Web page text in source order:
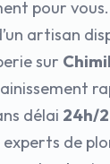
pour vous.
artisan
sur
délai 24h/
experts de